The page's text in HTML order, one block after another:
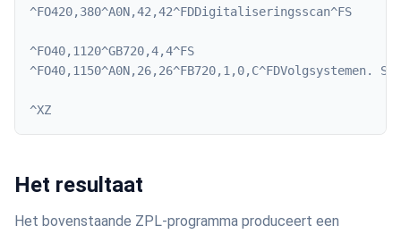
^FO420,380^A0N,42,42^FDDigitaliseringsscan^FS
^FO40,1120^GB720,4,4^FS
^FO40,1150^A0N,26,26^FB720,1,0,C^FDVolgsystemen.
^XZ
Het resultaat
Het bovenstaande ZPL-programma produceert een